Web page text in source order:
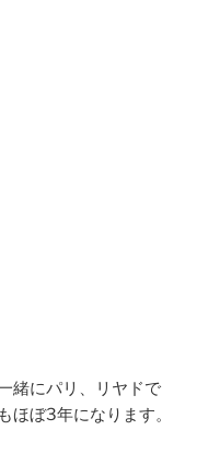
緒にパリ、リヤドで
ほぼ3年になります。